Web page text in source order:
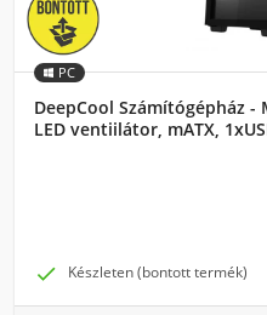
PC
DeepCool Számítógépház -
LED ventiilátor, mATX,
 Készleten (bontott termék)